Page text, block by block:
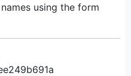
using the form